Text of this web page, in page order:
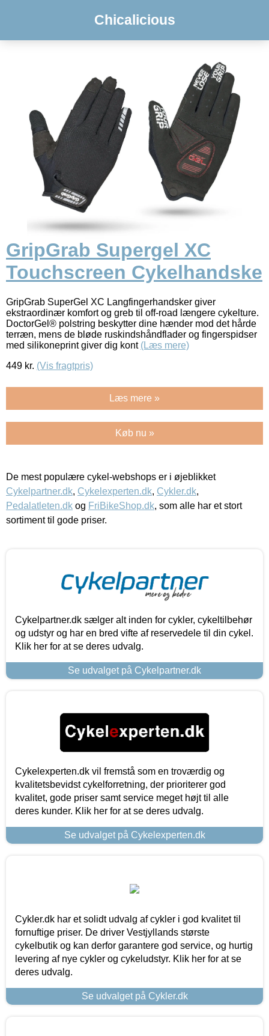
Chicalicious
GripGrab Supergel XC
Touchscreen Cykelhandske
GripGrab SuperGel XC Langfingerhandsker giver
ekstraordinær komfort og greb til off-road længere cykelture.
DoctorGel® polstring beskytter dine hænder mod det hårde
terræn, mens de bløde ruskindshåndflader og fingerspidser
med silikoneprint giver dig kont (Læs mere)
449 kr. (Vis fragtpris)
Læs mere »
Køb nu »
De mest populære cykel-webshops er i øjeblikket
Cykelpartner.dk, Cykelexperten.dk, Cykler.dk,
Pedalatleten.dk og FriBikeShop.dk, som alle har et stort
sortiment til gode priser.
Cykelpartner.dk sælger alt inden for cykler, cykeltilbehør
og udstyr og har en bred vifte af reservedele til din cykel.
Klik her for at se deres udvalg.
Se udvalget på Cykelpartner.dk
Cykelexperten.dk vil fremstå som en troværdig og
kvalitetsbevidst cykelforretning, der prioriterer god
kvalitet, gode priser samt service meget højt til alle
deres kunder. Klik her for at se deres udvalg.
Se udvalget på Cykelexperten.dk
Cykler.dk har et solidt udvalg af cykler i god kvalitet til
fornuftige priser. De driver Vestjyllands største
cykelbutik og kan derfor garantere god service, og hurtig
levering af nye cykler og cykeludstyr. Klik her for at se
deres udvalg.
Se udvalget på Cykler.dk